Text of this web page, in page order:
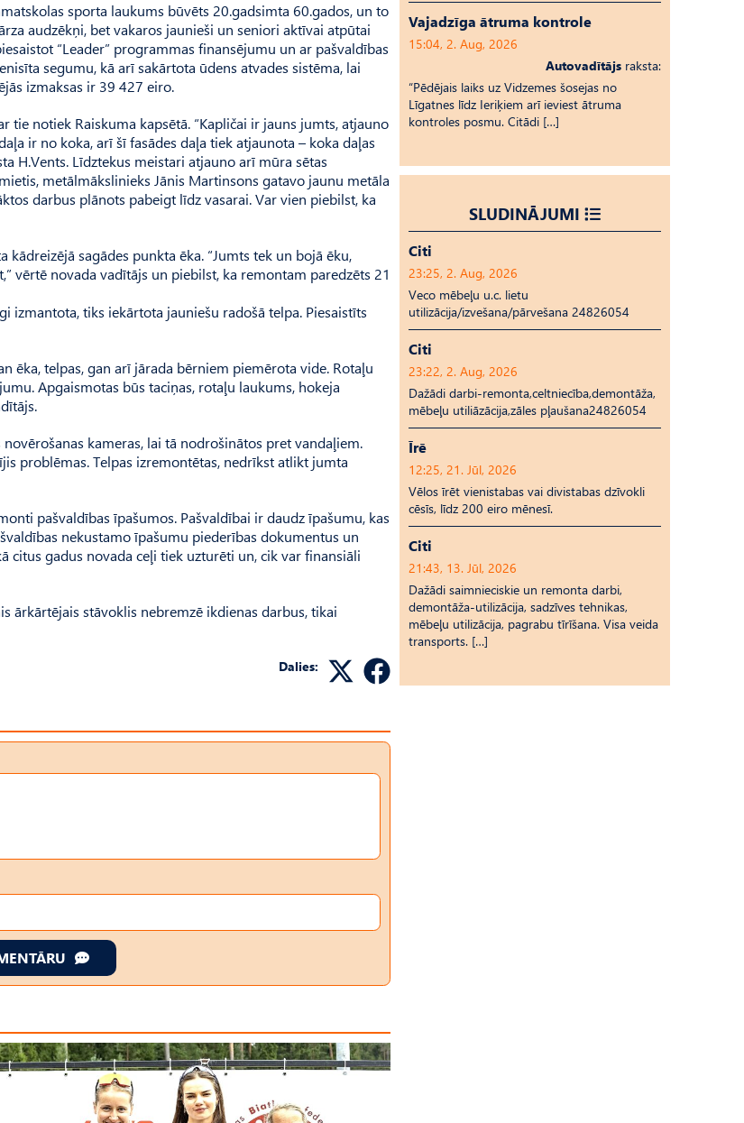
sporta laukums būvēts 20.gadsimta 60.gados, un to
audzēkņi, bet vakaros jaunieši un seniori aktīvai atpūtai
“Leader” programmas finansējumu un ar pašvaldības
segumu, kā arī sakārtota ūdens atvades sistēma, lai
izmaksas ir 39 427 eiro.
tie notiek Raiskuma kapsētā. “Kapličai ir jauns jumts, atjauno
ir no koka, arī šī fasādes daļa tiek atjaunota – koka daļas
H.Vents. Līdztekus meistari atjauno arī mūra sētas
metālmākslinieks Jānis Martinsons gatavo jaunu metāla
darbus plānots pabeigt līdz vasarai. Var vien piebilst, ka
sagādes punkta ēka. “Jumts tek un bojā ēku,
vērtē novada vadītājs un piebilst, ka remontam paredzēts 21
izmantota, tiks iekārtota jauniešu radošā telpa. Piesaistīts
ēka, telpas, gan arī jārada bērniem piemērota vide. Rotaļu
Apgaismotas būs taciņas, rotaļu laukums, hokeja
kameras, lai tā nodrošinātos pret vandaļiem.
problēmas. Telpas izremontētas, nedrīkst atlikt jumta
pašvaldības īpašumos. Pašvaldībai ir daudz īpašumu, kas
nekustamo īpašumu piederības dokumentus un
citus gadus novada ceļi tiek uzturēti un, cik var finansiāli
ārkārtējais stāvoklis nebremzē ikdienas darbus, tikai
Dalies:
Vajadzīga ātruma kontrole
15:04, 2. Aug, 2026
Autovadītājs raksta:
“Pēdējais laiks uz Vid­ze­mes šosejas no
Līgatnes līdz Ieriķiem arī ieviest ātruma
kontroles posmu. Citādi […]
SLUDINĀJUMI
Citi
23:25, 2. Aug, 2026
Veco mēbeļu u.c. lietu
utilizācija/izvešana/pārvešana 24826054
Citi
23:22, 2. Aug, 2026
Dažādi darbi-remonta,celtniecība,demontāža,
mēbeļu utiliāzācija,zāles pļaušana24826054
Īrē
12:25, 21. Jūl, 2026
Vēlos īrēt vienistabas vai divistabas dzīvokli
cēsīs, līdz 200 eiro mēnesī.
Citi
21:43, 13. Jūl, 2026
Dažādi saimnieciskie un remonta darbi,
demontāža-utilizācija, sadzīves tehnikas,
mēbeļu utilizācija, pagrabu tīrīšana. Visa veida
transports. […]